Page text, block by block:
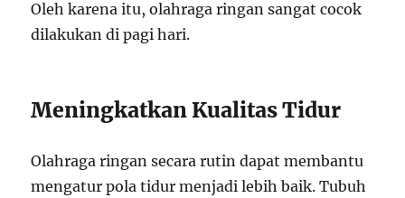
Oleh karena itu, olahraga ringan sangat cocok
dilakukan di pagi hari.
Meningkatkan Kualitas Tidur
Olahraga ringan secara rutin dapat membantu
mengatur pola tidur menjadi lebih baik. Tubuh